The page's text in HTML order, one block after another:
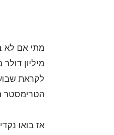
מתי אם לא
מיליון
הטרימסטר
אז בואו